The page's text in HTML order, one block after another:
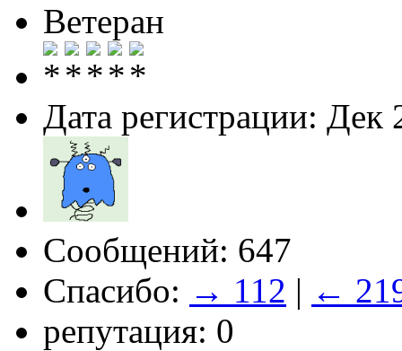
Ветеран
Дата регистрации: Дек
Сообщений: 647
Спасибо: → 112 | ←
репутация: 0